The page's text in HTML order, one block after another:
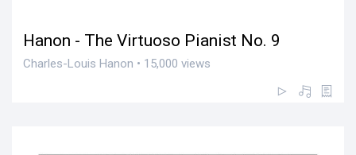
Hanon - The Virtuoso Pianist No. 9
Charles-Louis Hanon • 15,000 views